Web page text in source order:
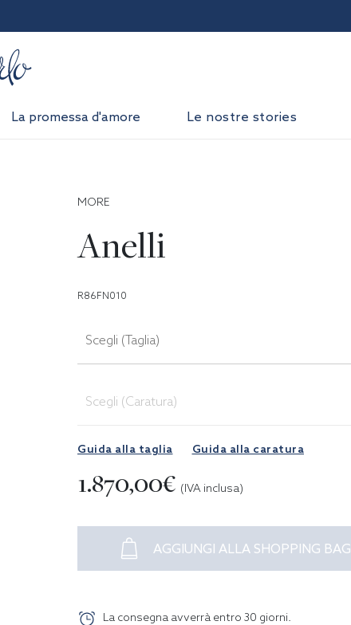
La promessa d'amore Le nostre stories
MORE
Anelli
R86FN010
Scegli (Taglia)
Scegli (Caratura)
Guida alla taglia Guida alla caratura
1.870,00€ (IVA inclusa)
AGGIUNGI ALLA SHOPPING BAG
La consegna avverrà entro 30 giorni.